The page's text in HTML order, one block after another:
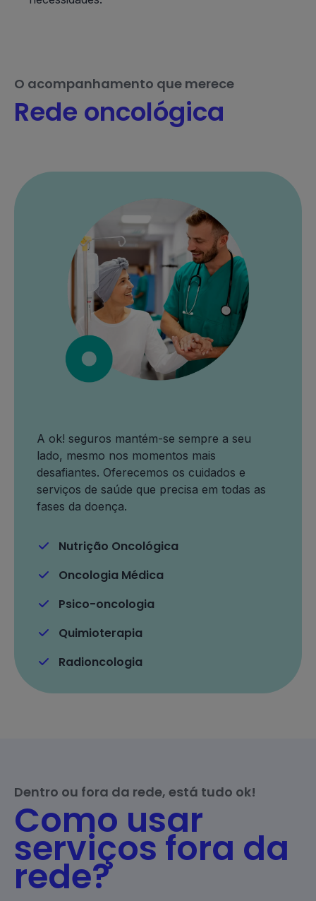
O acompanhamento que merece
Rede oncológica
A ok! seguros mantém-se sempre a seu
lado, mesmo nos momentos mais
desafiantes. Oferecemos os cuidados e
serviços de saúde que precisa em todas as
fases da doença.
Nutrição Oncológica
Oncologia Médica
Psico-oncologia
Quimioterapia
Radioncologia
Dentro ou fora da rede, está tudo ok!
Como usar
serviços fora da
rede?